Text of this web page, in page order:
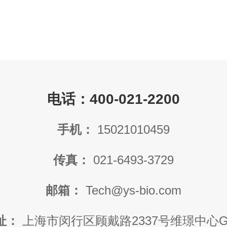
电话：400-021-2200
手机： 15021010459
传真： 021-6493-3729
邮箱： Tech@ys-bio.com
： 上海市闵行区顾戴路2337号维璟中心